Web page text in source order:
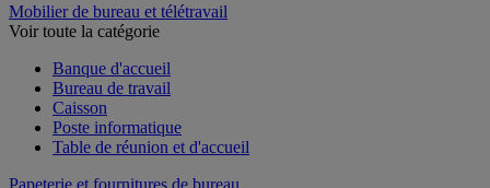
Mobilier de bureau et télétravail
Voir toute la catégorie
Banque d'accueil
Bureau de travail
Caisson
Poste informatique
Table de réunion et d'accueil
Papeterie et fournitures de bureau